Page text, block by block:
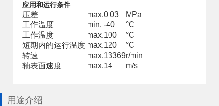
应用和运行条件
压差 max.0.03
MPa
工作温度
min. -40
°C
工作温度
max.100
°C
短期内的运行温度 max.120
°C
转速
max.13369r/min
轴表面速度
max.14 m/s
用途介绍